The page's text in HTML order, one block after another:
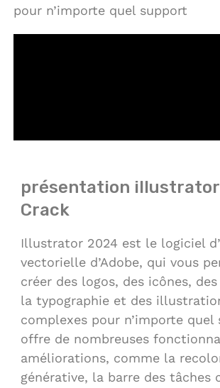
pour n’importe quel support
présentation
Crack
Illustrator 2024 est le logiciel
vectorielle d’Adobe, qui vous
créer des logos, des icônes,
la typographie et des
complexes pour n’importe quel
offre de nombreuses
améliorations, comme la
générative, la barre des tâches